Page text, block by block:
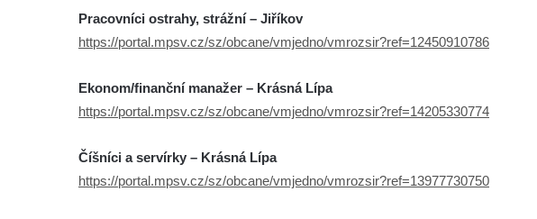
Pracovníci ostrahy, strážní – Jiříkov
https://portal.mpsv.cz/sz/obcane/vmjedno/vmrozsir?ref=12450910786
Ekonom/finanční manažer – Krásná Lípa
https://portal.mpsv.cz/sz/obcane/vmjedno/vmrozsir?ref=14205330774
Číšníci a servírky – Krásná Lípa
https://portal.mpsv.cz/sz/obcane/vmjedno/vmrozsir?ref=13977730750